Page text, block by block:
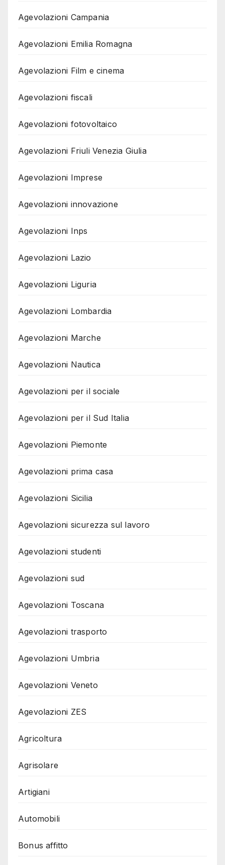
Agevolazioni Campania
Agevolazioni Emilia Romagna
Agevolazioni Film e cinema
Agevolazioni fiscali
Agevolazioni fotovoltaico
Agevolazioni Friuli Venezia Giulia
Agevolazioni Imprese
Agevolazioni innovazione
Agevolazioni Inps
Agevolazioni Lazio
Agevolazioni Liguria
Agevolazioni Lombardia
Agevolazioni Marche
Agevolazioni Nautica
Agevolazioni per il sociale
Agevolazioni per il Sud Italia
Agevolazioni Piemonte
Agevolazioni prima casa
Agevolazioni Sicilia
Agevolazioni sicurezza sul lavoro
Agevolazioni studenti
Agevolazioni sud
Agevolazioni Toscana
Agevolazioni trasporto
Agevolazioni Umbria
Agevolazioni Veneto
Agevolazioni ZES
Agricoltura
Agrisolare
Artigiani
Automobili
Bonus affitto